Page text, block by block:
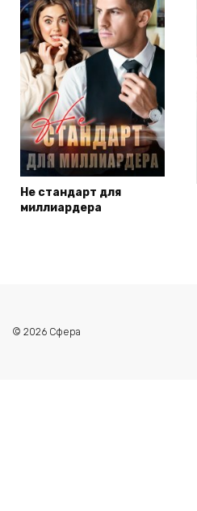
Не стандарт для
миллиардера
© 2026 Сфера